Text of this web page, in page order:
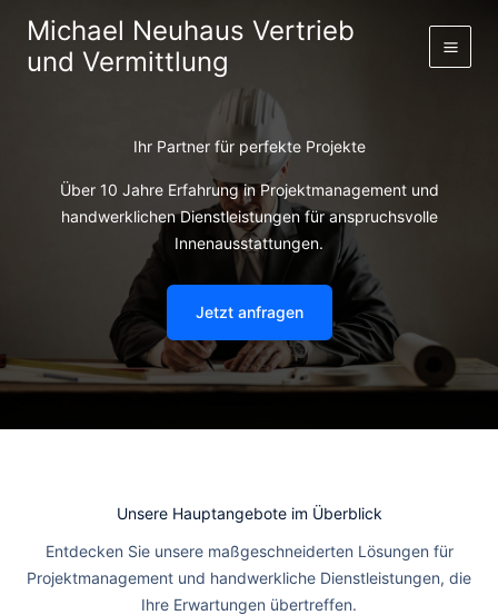
Inhalt
springen
Michael Neuhaus Vertrieb
und Vermittlung
Ihr Partner für perfekte Projekte
Über 10 Jahre Erfahrung in Projektmanagement und
handwerklichen Dienstleistungen für anspruchsvolle
Innenausstattungen.
Jetzt anfragen
Unsere Hauptangebote im Überblick
Entdecken Sie unsere maßgeschneiderten Lösungen für
Projektmanagement und handwerkliche Dienstleistungen, die
Ihre Erwartungen übertreffen.